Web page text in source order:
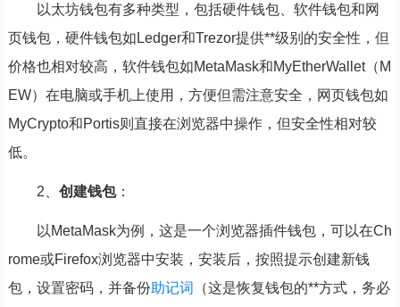
以太坊钱包有多种类型，包括硬件钱包、软件钱包和网
页钱包，硬件钱包如Ledger和Trezor提供**级别的安全性，但
价格也相对较高，软件钱包如MetaMask和MyEtherWallet（M
EW）在电脑或手机上使用，方便但需注意安全，网页钱包如
MyCrypto和Portis则直接在浏览器中操作，但安全性相对较
低。
2、 创建钱包：
以MetaMask为例，这是一个浏览器插件钱包，可以在Ch
rome或Firefox浏览器中安装，安装后，按照提示创建新钱
包，设置密码，并备份助记词
（这是恢复钱包的**方式，务必